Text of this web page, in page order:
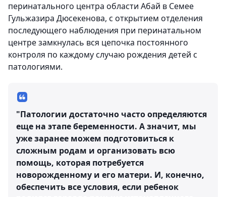
перинатального центра области Абай в Семее
Гульжазира Дюсекенова, с открытием отделения
последующего наблюдения при перинатальном
центре замкнулась вся цепочка постоянного
контроля по каждому случаю рождения детей с
патологиями.
"Патологии достаточно часто определяются
еще на этапе беременности. А значит, мы
уже заранее можем подготовиться к
сложным родам и организовать всю
помощь, которая потребуется
новорожденному и его матери. И, конечно,
обеспечить все условия, если ребенок